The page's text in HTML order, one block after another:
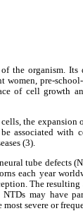
the organism.
pre-
of cell growth
the expansion
associated with
(3).
tube defects
each year
The
may have
severe or